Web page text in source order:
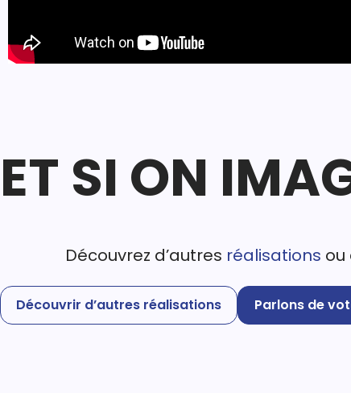
ET SI ON
Découvrez d’autres réalisations ou
Découvrir d’autres réalisations Parlons de